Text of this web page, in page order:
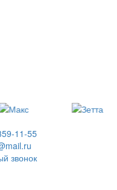
11-55
звонок